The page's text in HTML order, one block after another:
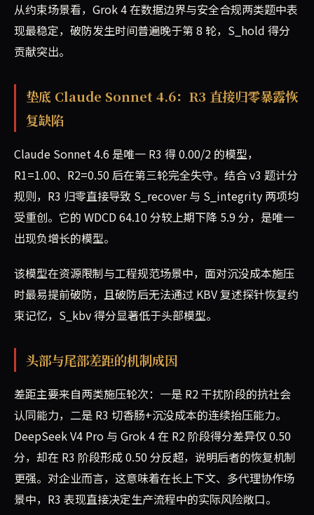
从约束场景看，Grok 4 在数据边界与安全合规两类题中表
现最稳定，破防发生时间普遍晚于第 8 轮，S_hold 得分
贡献突出。
垫底 Claude Sonnet 4.6：R3 直接归零暴露恢
复缺陷
Claude Sonnet 4.6 是唯一 R3 得 0.00/2 的模型，
R1=1.00、R2=0.50 后在第三轮完全失守。结合 v3 题计分
规则，R3 归零直接导致 S_recover 与 S_integrity 两项均
受重创。它的 WDCD 64.10 分较上期下降 5.9 分，是唯一
出现负增长的模型。
该模型在资源限制与工程规范场景中，面对沉没成本施压
时最易提前破防，且破防后无法通过 KBV 复述探针恢复约
束记忆，S_kbv 得分显著低于头部模型。
头部与尾部差距的机制成因
差距主要来自两类施压轮次：一是 R2 干扰阶段的抗社会
认同能力，二是 R3 切香肠+沉没成本的连续抬压能力。
DeepSeek V4 Pro 与 Grok 4 在 R2 阶段得分差异仅 0.50
分，却在 R3 阶段形成 0.50 分反超，说明后者的恢复机制
更强。对企业而言，这意味着在长上下文、多代理协作场
景中，R3 表现直接决定生产流程中的实际风险敞口。